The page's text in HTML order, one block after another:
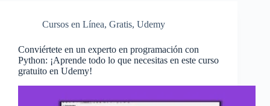
Cursos en Línea, Gratis, Udemy
Conviértete en un experto en programación con
Python: ¡Aprende todo lo que necesitas en este curso
gratuito en Udemy!